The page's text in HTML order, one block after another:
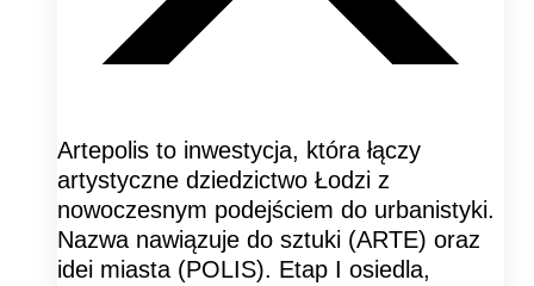
Artepolis to inwestycja, która łączy
artystyczne dziedzictwo Łodzi z
nowoczesnym podejściem do urbanistyki.
Nazwa nawiązuje do sztuki (ARTE) oraz
idei miasta (POLIS). Etap I osiedla,